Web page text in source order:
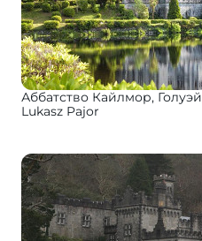
Аббатство Кайлмор, Голуэй
Lukasz Pajor